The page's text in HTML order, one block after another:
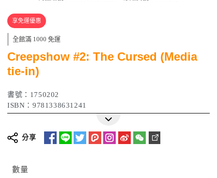
享免運優惠
全館滿 1000 免運
Creepshow #2: The Cursed (Media
tie-in)
書號：1750202
ISBN：9781338631241
分享
數量